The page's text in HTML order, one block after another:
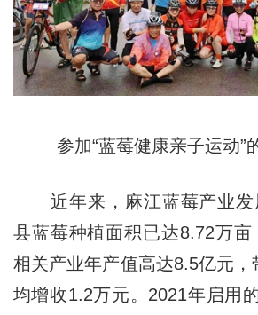
参加“蓝莓健康亲子运动”
近年来，麻江蓝莓产业发
县蓝莓种植面积已达8.72万亩
相关产业年产值高达8.5亿元，
均增收1.2万元。2021年启用